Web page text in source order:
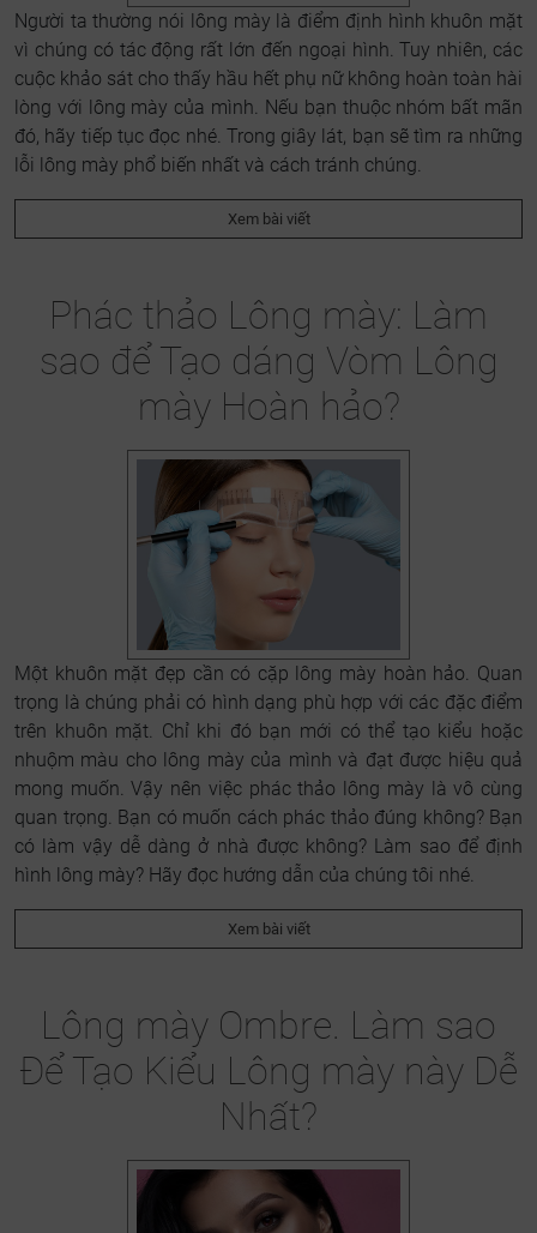
Người ta thường nói lông mày là điểm định hình khuôn mặt
vì chúng có tác động rất lớn đến ngoại hình. Tuy nhiên, các
cuộc khảo sát cho thấy hầu hết phụ nữ không hoàn toàn hài
lòng với lông mày của mình. Nếu bạn thuộc nhóm bất mãn
đó, hãy tiếp tục đọc nhé. Trong giây lát, bạn sẽ tìm ra những
lỗi lông mày phổ biến nhất và cách tránh chúng.
Xem bài viết
Phác thảo Lông mày: Làm
sao để Tạo dáng Vòm Lông
mày Hoàn hảo?
Một khuôn mặt đẹp cần có cặp lông mày hoàn hảo. Quan
trọng là chúng phải có hình dạng phù hợp với các đặc điểm
trên khuôn mặt. Chỉ khi đó bạn mới có thể tạo kiểu hoặc
nhuộm màu cho lông mày của mình và đạt được hiệu quả
mong muốn. Vậy nên việc phác thảo lông mày là vô cùng
quan trọng. Bạn có muốn cách phác thảo đúng không? Bạn
có làm vậy dễ dàng ở nhà được không? Làm sao để định
hình lông mày? Hãy đọc hướng dẫn của chúng tôi nhé.
Xem bài viết
Lông mày Ombre. Làm sao
Để Tạo Kiểu Lông mày này Dễ
Nhất?